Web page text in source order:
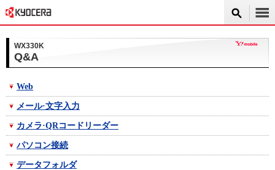
WX330K
Q&A
Web
メール·文字入力
カメラ·QRコードリーダー
パソコン接続
データフォルダ